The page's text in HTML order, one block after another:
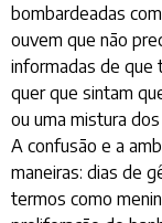
bombardeadas
ouvem que não
informadas de que
quer que sintam
ou uma mistura
A confusão e a
maneiras: dias de
termos como